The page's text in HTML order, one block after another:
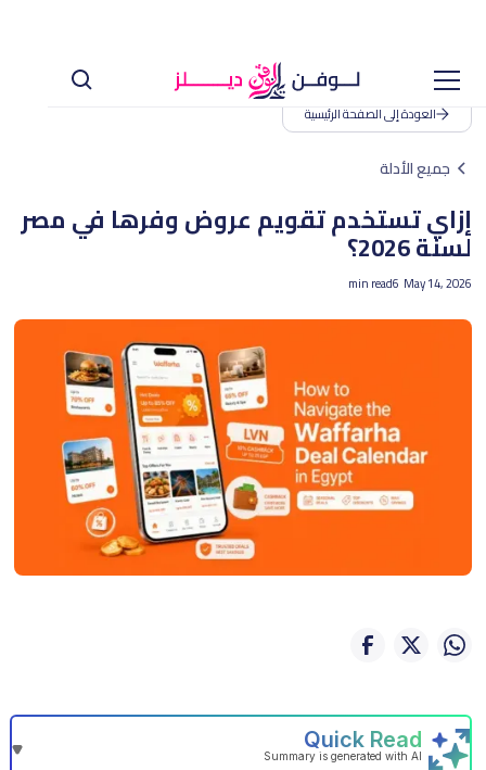
العودة إلى الصفحة الرئيسية
جميع الأدلة
إزاي تستخدم تقويم عروض وفرها في مصر
لسنة 2026؟
May 14, 2026
6
min read